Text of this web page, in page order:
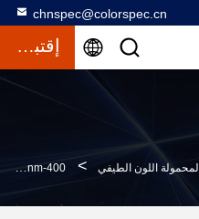
chnspec@colorspec.cn
إقتباس
المحمولة اللون الطيفي > 400-700nm الطول الموجي D / 8 المحمولة اللون الطيفي لقياس النسيج